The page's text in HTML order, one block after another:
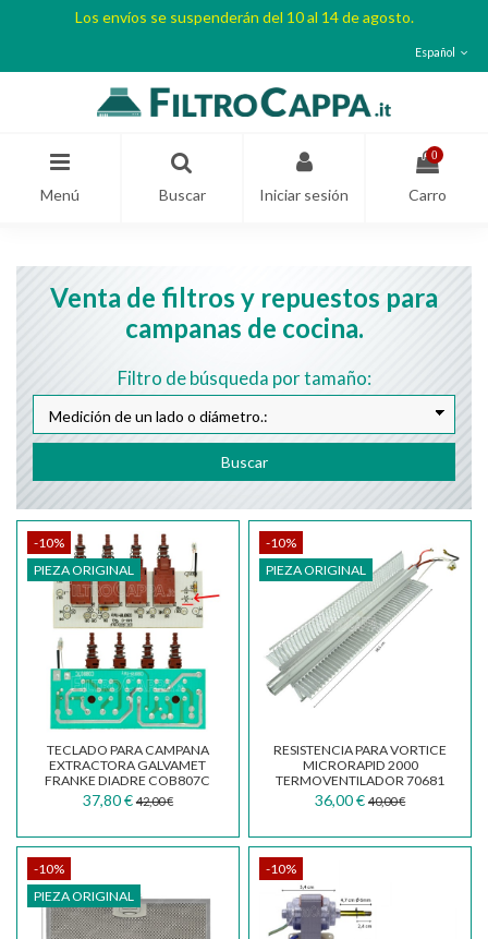
Los envíos se suspenderán del 10 al 14 de agosto.
Español
Menú Buscar Iniciar sesión
0
Carro
Venta de filtros y repuestos para
campanas de cocina.
Filtro de búsqueda por tamaño:
Buscar
-10%
PIEZA ORIGINAL
TECLADO PARA CAMPANA
EXTRACTORA GALVAMET
FRANKE DIADRE COB807C
08080278 SV654 R224009Y
37,80 € 42,00 €
-10%
PIEZA ORIGINAL
RESISTENCIA PARA VORTICE
MICRORAPID 2000
TERMOVENTILADOR 70681
1.310.000.053
36,00 € 40,00 €
-10%
PIEZA ORIGINAL
-10%